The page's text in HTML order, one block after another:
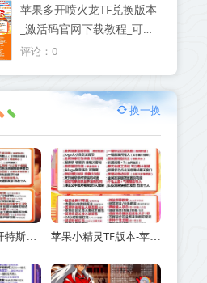
苹果多开喷火龙TF兑换版本
_激活码官网下载教程_可以
发本地大视频
评论：0
换一换
【苹果微信多开特斯拉激活码商城24小时版本】支持修改步数-朋友圈发1小时视频 苹果小精灵TF版本-苹果小精灵支持UDID定制V-支持无限多开实时消息